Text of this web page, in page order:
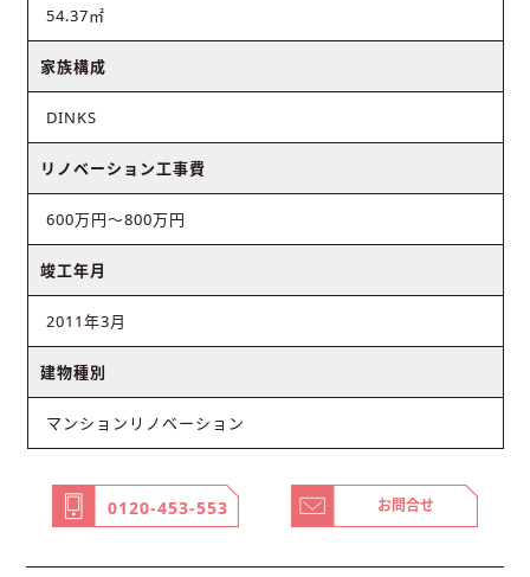
54.37㎡
家族構成
DINKS
リノベーション工事費
600万円～800万円
竣工年月
2011年3月
建物種別
マンションリノベーション
0120-453-553 お問合せ